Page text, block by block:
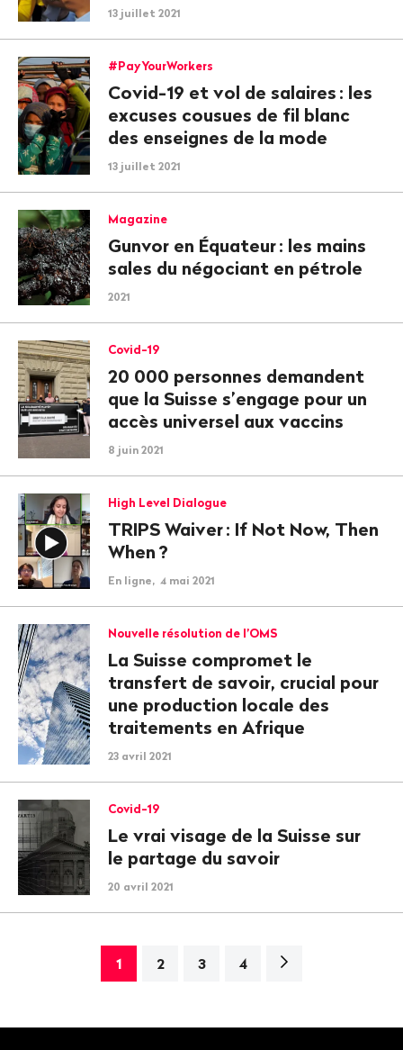
13 juillet 2021
#PayYourWorkers
Covid-19 et vol de salaires : les
excuses cousues de fil blanc
des enseignes de la mode
13 juillet 2021
Magazine
Gunvor en Équateur: les mains
sales du négociant en pétrole
2021
Covid-19
20 000 personnes demandent
que la Suisse s’engage pour un
accès universel aux vaccins
8 juin 2021
High Level Dialogue
TRIPS Waiver: If Not Now, Then
When ?
En ligne, 4 mai 2021
Nouvelle résolution de l’OMS
La Suisse compromet le
transfert de savoir, crucial pour
une production locale des
traitements en Afrique
23 avril 2021
Covid-19
Le vrai visage de la Suisse sur
le partage du savoir
20 avril 2021
1 2 3 4
Page